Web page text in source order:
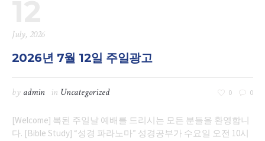
July, 2026
2026년 7월 12일 주일광고
by admin in Uncategorized 0 0
[Welcome] 복된 주일날 예배를 드리시는 모든 분들을 환영합니
다. [Bible Study] “성경 파라노마” 성경공부가 수요일 오전 10시